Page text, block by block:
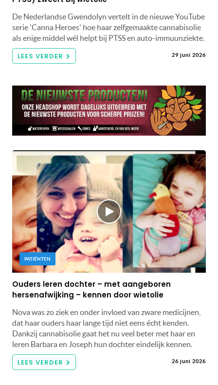
De Nederlandse Gwendolyn vertelt in de nieuwe YouTube
serie 'Canna Heroes' hoe haar zelfgemaakte cannabisolie
als enige middel wél helpt bij PTSS en auto-immuunziekte.
LEES VERDER 29 juni 2026
PATIËNTEN
Ouders leren dochter – met aangeboren
hersenafwijking – kennen door wietolie
Nova was zo ziek en onder invloed van zware medicijnen,
dat haar ouders haar lange tijd niet eens écht kenden.
Dankzij cannabisolie gaat het nu veel beter met haar en
leren Barbara en Joseph hun dochter eindelijk kennen.
LEES VERDER 26 juni 2026